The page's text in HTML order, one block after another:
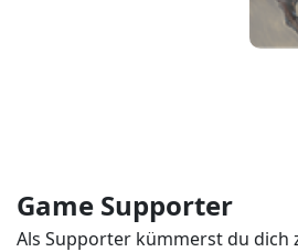
Game Supporter
Als Supporter kümmerst du dich